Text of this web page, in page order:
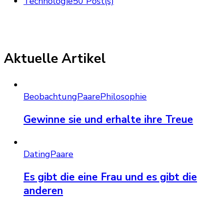
Aktuelle Artikel
BeobachtungPaarePhilosophie
Gewinne sie und erhalte ihre Treue
DatingPaare
Es gibt die eine Frau und es gibt die
anderen